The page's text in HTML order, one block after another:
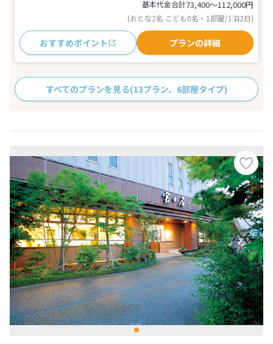
基本代金合計73,400〜112,000円
(おとな2名 こども0名・1部屋/1泊2日)
おすすめポイント プランの詳細
すべてのプランを見る(13プラン、6部屋タイプ)